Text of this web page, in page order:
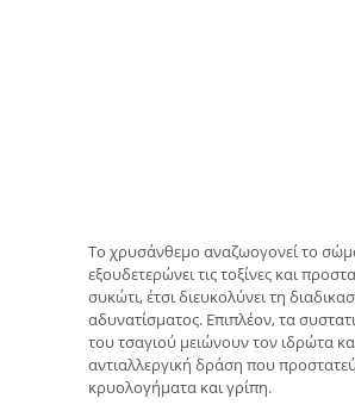
Το χρυσάνθεμο αναζωογονεί το
εξουδετερώνει τις τοξίνες και
συκώτι, έτσι διευκολύνει τη
αδυνατίσματος. Επιπλέον, τα
του τσαγιού μειώνουν τον ιδρώτα
αντιαλλεργική δράση που
κρυολογήματα και γρίπη.